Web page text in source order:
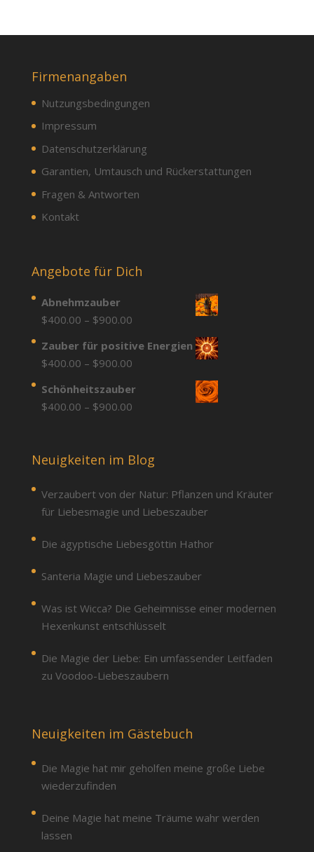
Firmenangaben
Nutzungsbedingungen
Impressum
Datenschutzerklärung
Garantien, Umtausch und Rückerstattungen
Fragen & Antworten
Kontakt
Angebote für Dich
Abnehmzauber
$400.00 – $900.00Price
$400.00
$900.00
Zauber für positive Energien
$400.00 – $900.00Price
$400.00
Schönheitszauber
$400.00 – $900.00Price
through
Neuigkeiten im Blog
Verzaubert von der Natur: Pflanzen und Kräuter
für Liebesmagie und Liebeszauber
Die ägyptische Liebesgöttin Hathor
Santeria Magie und Liebeszauber
Was ist Wicca? Die Geheimnisse einer modernen
Hexenkunst entschlüsselt
Die Magie der Liebe: Ein umfassender Leitfaden
zu Voodoo-Liebeszaubern
Neuigkeiten im Gästebuch
Die Magie hat mir geholfen meine große Liebe
wiederzufinden
Deine Magie hat meine Träume wahr werden
lassen